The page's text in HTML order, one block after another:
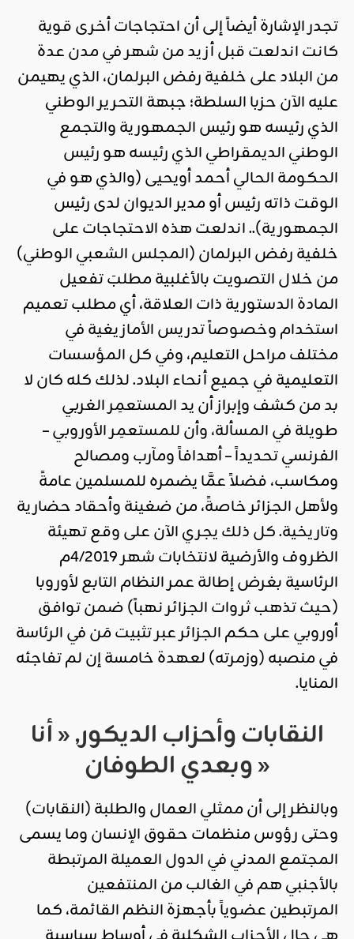
تجدر الإشارة أيضاً إلى أن احتجاجات أخرى قوية
كانت اندلعت قبل أزيد من شهر في مدن عدة
من البلاد على خلفية رفض البرلمان، الذي يهيمن
عليه الآن حزبا السلطة؛ جبهة التحرير الوطني
الذي رئيسه هو رئيس الجمهورية والتجمع
الوطني الديمقراطي الذي رئيسه هو رئيس
الحكومة الحالي أحمد أويحيى (والذي هو في
الوقت ذاته رئيس أو مدير الديوان لدى رئيس
الجمهورية).. اندلعت هذه الاحتجاجات على
خلفية رفض البرلمان (المجلس الشعبي الوطني)
من خلال التصويت بالأغلبية مطلبَ تفعيل
المادة الدستورية ذات العلاقة، أي مطلب تعميم
استخدام وخصوصاً تدريس الأمازيغية في
مختلف مراحل التعليم، وفي كل المؤسسات
التعليمية في جميع أنحاء البلاد. لذلك كله كان لا
بد من كشف وإبراز أن يد المستعمِر الغربي
طويلة في المسألة، وأن للمستعمِر الأوروبي –
الفرنسي تحديداً – أهدافاً ومآرب ومصالح
ومكاسب، فضلاً عمَّا يضمره للمسلمين عامةً
ولأهل الجزائر خاصةً، من ضغينة وأحقاد حضارية
وتاريخية. كل ذلك يجري الآن على وقع تهيئة
الظروف والأرضية لانتخابات شهر 4/2019م
الرئاسية بغرض إطالة عمر النظام التابع لأوروبا
(حيث تذهب ثروات الجزائر نهباً) ضمن توافق
أوروبي على حكم الجزائر عبر تثبيت مَن في الرئاسة
في منصبه (وزمرته) لعهدة خامسة إن لم تفاجئه
المنايا.
النقابات وأحزاب الديكور, « أنا
وبعدي الطوفان »
وبالنظر إلى أن ممثلي العمال والطلبة (النقابات)
وحتى رؤوس منظمات حقوق الإنسان وما يسمى
المجتمع المدني في الدول العميلة المرتبطة
بالأجنبي هم في الغالب من المنتفعين
المرتبطين عضوياً بأجهزة النظم القائمة، كما